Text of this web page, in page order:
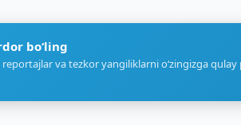
bo‘ling
va tezkor yangiliklarni o‘zingizga